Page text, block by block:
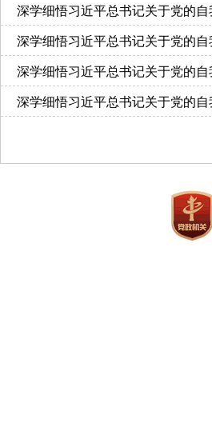
深学细悟习近平总书记关于党的
深学细悟习近平总书记关于党的
深学细悟习近平总书记关于党的